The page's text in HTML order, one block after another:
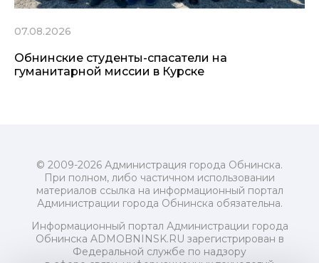
07.08.2026
Обнинские студенты-спасатели на
гуманитарной миссии в Курске
© 2009-2026 Администрация города Обнинска.
При полном, либо частичном использовании
материалов ссылка на информационный портал
Администрации города Обнинска обязательна.
Информационный портал Администрации города
Обнинска ADMOBNINSK.RU зарегистрирован в
Федеральной службе по надзору